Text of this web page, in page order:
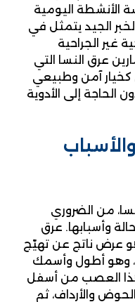
الأنشطة اليومية
الجيد يتمثل في
غير الجراحية
عرق النسا التي
كخيار آمن وطبيعي
الحاجة إلى الأدوية
من الضروري
وأسبابها. عرق
عرض ناتج عن تهيّج
وهو أطول وأسمك
العصب من أسفل
والأرداف، ثم